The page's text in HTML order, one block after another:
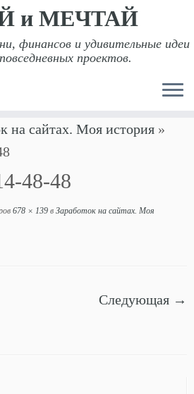
и МЕЧТАЙ
финансов и удивительные идеи
проектов.
на сайтах. Моя история »
48-48
678 × 139 в Заработок на сайтах. Моя
Следующая →